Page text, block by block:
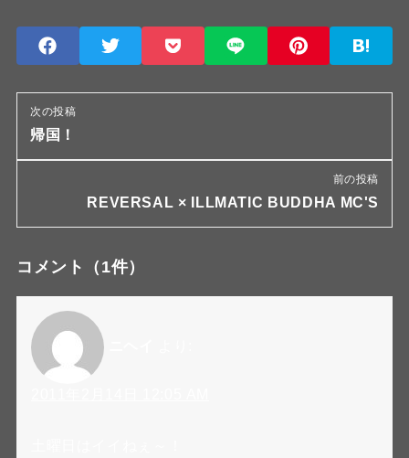
次の投稿
帰国！
前の投稿
REVERSAL × ILLMATIC BUDDHA MC'S
コメント （1件）